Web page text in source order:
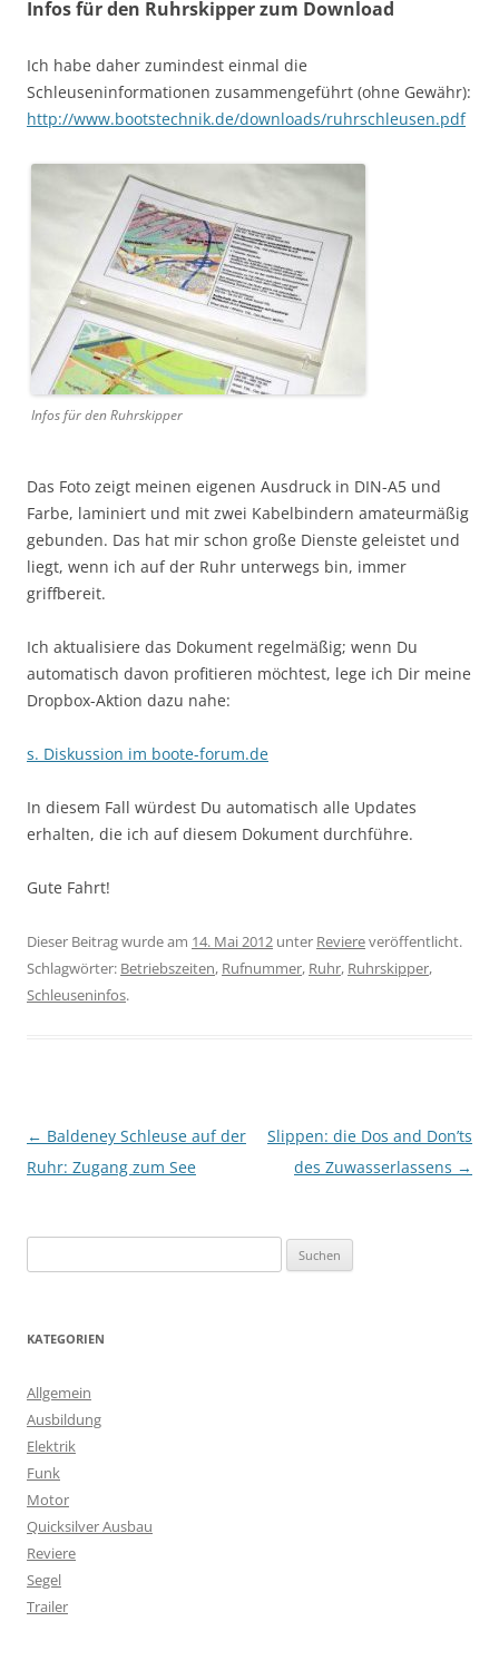
Infos für den Ruhrskipper zum Download
Ich habe daher zumindest einmal die
Schleuseninformationen zusammengeführt (ohne Gewähr):
http://www.bootstechnik.de/downloads/ruhrschleusen.pdf
Infos für den Ruhrskipper
Das Foto zeigt meinen eigenen Ausdruck in DIN-A5 und
Farbe, laminiert und mit zwei Kabelbindern amateurmäßig
gebunden. Das hat mir schon große Dienste geleistet und
liegt, wenn ich auf der Ruhr unterwegs bin, immer
griffbereit.
Ich aktualisiere das Dokument regelmäßig; wenn Du
automatisch davon profitieren möchtest, lege ich Dir meine
Dropbox-Aktion dazu nahe:
s. Diskussion im boote-forum.de
In diesem Fall würdest Du automatisch alle Updates
erhalten, die ich auf diesem Dokument durchführe.
Gute Fahrt!
Dieser Beitrag wurde am 14. Mai 2012 unter Reviereveröffentlicht.
Schlagwörter: Betriebszeiten, Rufnummer, Ruhr, Ruhrskipper,
Schleuseninfos.
Beitragsnavigation
← Baldeney Schleuse auf der
Ruhr: Zugang zum See
Slippen: die Dos and Don’ts
des Zuwasserlassens →
u
KATEGORIEN
Allgemein
Ausbildung
Elektrik
Funk
Motor
Quicksilver Ausbau
Reviere
Segel
Trailer